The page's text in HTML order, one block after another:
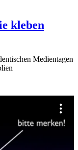
kleben
Medientagen